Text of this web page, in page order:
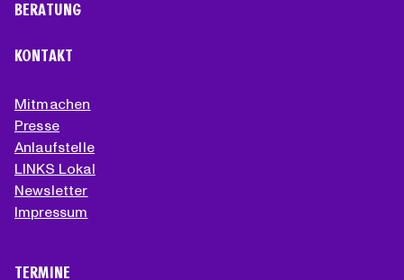
BERATUNG
KONTAKT
Mitmachen
Presse
Anlaufstelle
LINKS Lokal
Newsletter
Impressum
TERMINE